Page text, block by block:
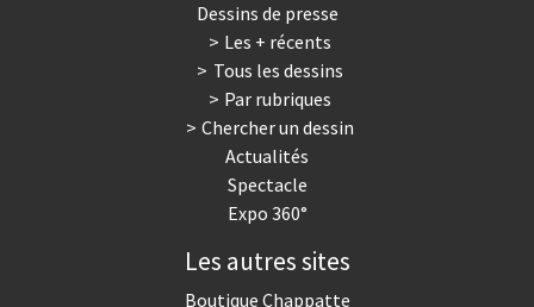
Dessins de presse
Les + récents
Tous les dessins
Par rubriques
Chercher un dessin
Actualités
Spectacle
Expo 360°
Les autres sites
Boutique Chappatte